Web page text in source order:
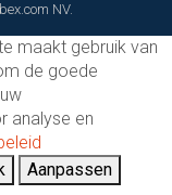
NV.
maakt gebruik van
de goede
analyse en
Aanpassen